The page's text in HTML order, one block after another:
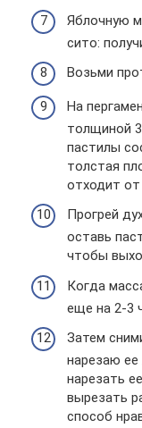
Яблочную
сито:
Возьми
На
толщиной
пастилы
толстая
отходит от
Прогрей
оставь
чтобы
Когда
еще на 2-3
Затем
нарезаю
нарезать
вырезать
способ